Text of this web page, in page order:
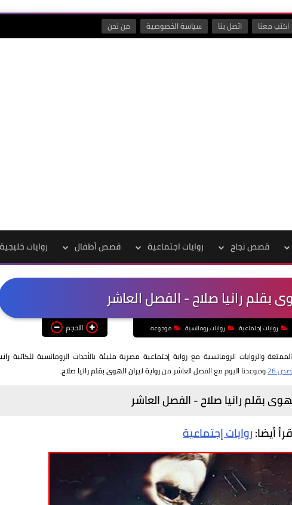
اكتب معنا اتصل بنا سياسة الخصوصية من نحن
قصص نجاح روايات اجتماعية قصص أطفال روايات خليجية
بقلم رانيا صلاح - الفصل العاشر
روايات إجتماعية روايات رومانسية موجوعه الحجم
والروايات الرومانسية مع رواية إجتماعية مصرية مليئة بالأحداث الرومانسية للكاتبة
26 وموعدنا اليوم مع الفصل العاشر منرواية نيران الهوى بقلم رانيا صلاح.
بقلم رانيا صلاح - الفصل العاشر
أيضا:روايات إجتماعية